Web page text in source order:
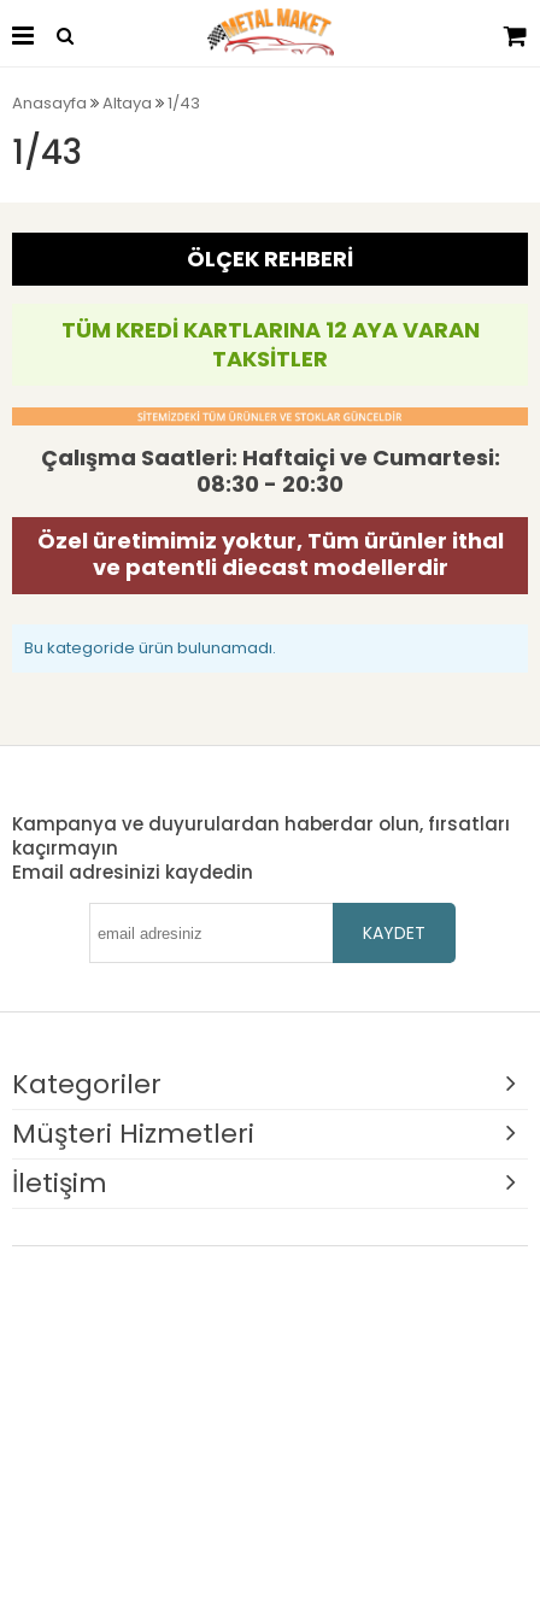
Anasayfa Altaya 1/43
1/43
ÖLÇEK REHBERİ
TÜM KREDİ KARTLARINA 12 AYA VARAN
TAKSİTLER
Çalışma Saatleri: Haftaiçi ve Cumartesi:
08:30 - 20:30
Özel üretimimiz yoktur, Tüm ürünler ithal
ve patentli diecast modellerdir
Bu kategoride ürün bulunamadı.
Kampanya ve duyurulardan haberdar olun, fırsatları
kaçırmayın
Email adresinizi kaydedin
KAYDET
Kategoriler
Müşteri Hizmetleri
İletişim